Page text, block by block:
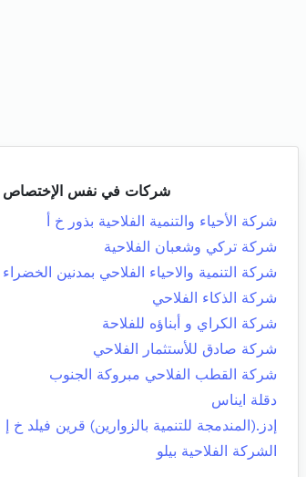
شركات في نفس الإختصاص
شركة الأحياء والتنمية الفلاحية بذور خ أ
شركة تركي وشعبان الفلاحية
شركة التنمية والاحياء الفلاحي بمدنين الخضراء
شركة الذكاء الفلاحي
شركة الكراي و أبناؤه للفلاحة
شركة صادق للأستثمار الفلاحي
شركة القطب الفلاحي مبروكة الجنوب
دقلة ايناس
إدز.(المندمجة للتنمية بالزوارين) قرين فيلد خ إ
الشركة الفلاحية بيلو